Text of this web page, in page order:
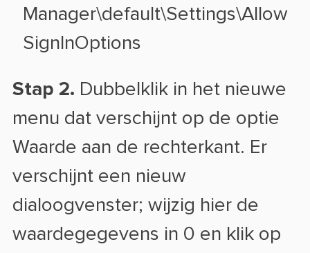
Manager\default\Settings\Allow
SignInOptions
Stap 2. Dubbelklik in het nieuwe
menu dat verschijnt op de optie
Waarde aan de rechterkant. Er
verschijnt een nieuw
dialoogvenster; wijzig hier de
waardegegevens in 0 en klik op